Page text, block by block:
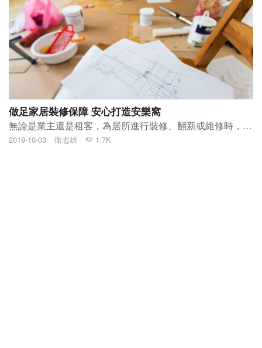
做足家居裝修保障 安心打造安樂窩
無論是業主還是租客，為居所進行裝修、翻新或維修時，當然都希望按照自己喜好，打造舒適自在的安樂窩。相關工程所需時間一般視乎改動規模，動輒需要數個星期，而部分工程如安裝冷氣、更換窗戶等需在戶外進行，為保障工程期間所發生的意外和事故構成法律責任及承擔賠償，現時不少業主或租客均會考慮坊間的家居裝修保險計劃，有效為被保人轉移風險。
2019-10-03 衛志雄 1.7K